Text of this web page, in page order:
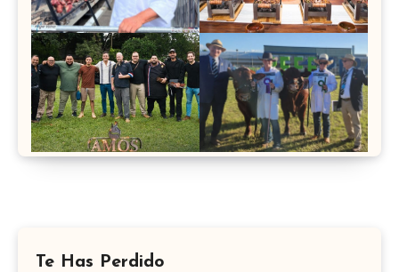
Te Has Perdido